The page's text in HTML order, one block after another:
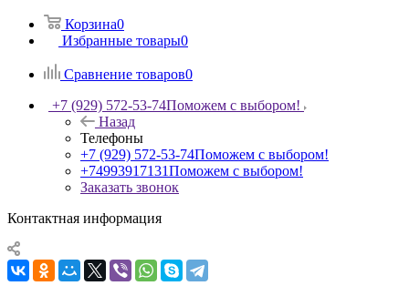
Корзина0
Избранные товары0
Сравнение товаров0
+7 (929) 572-53-74Поможем с выбором!
Назад
Телефоны
+7 (929) 572-53-74Поможем с выбором!
+74993917131Поможем с выбором!
Заказать звонок
Контактная информация